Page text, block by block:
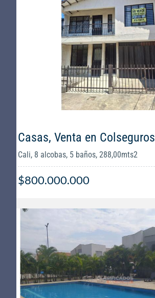
Casas, Venta en Colseguros
Cali, 8 alcobas, 5 baños, 288,00mts2
$800.000.000